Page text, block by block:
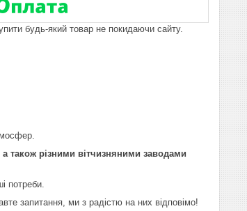
будь-який товар не покидаючи сайту.
також різними вітчизняними заводами
потреби.
запитання, ми з радістю на них відповімо!